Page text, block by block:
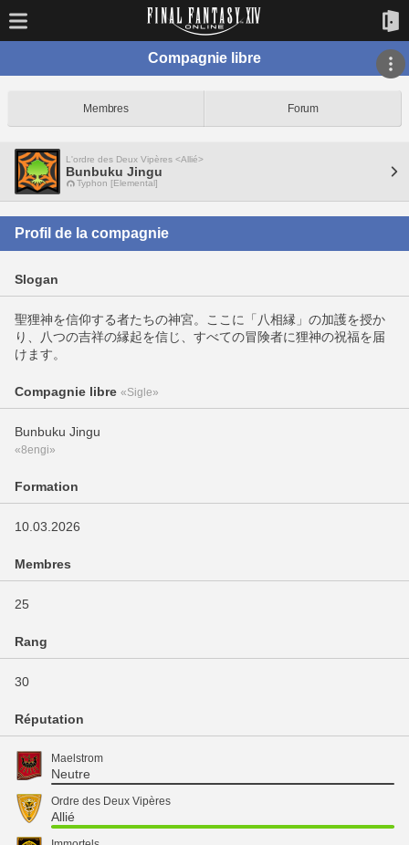
Compagnie libre
Membres Forum
L'ordre des Deux Vipères <Allié>
Bunbuku Jingu
Typhon [Elemental]
Profil de la compagnie
Slogan
聖狸神を信仰する者たちの神宮。ここに「八相縁」の加護を授か
り、八つの吉祥の縁起を信じ、すべての冒険者に狸神の祝福を届
けます。
Compagnie libre «Sigle»
Bunbuku Jingu
«8engi»
Formation
10.03.2026
Membres
25
Rang
30
Réputation
Maelstrom
Neutre
Ordre des Deux Vipères
Allié